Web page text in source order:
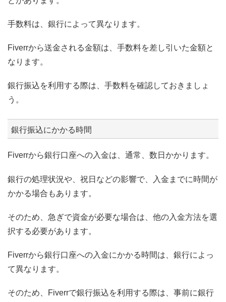
手数料は、銀行によって異なります。
Fiverrから送金される金額は、手数料を差し引いた金額と
なります。
銀行振込を利用する際は、手数料を確認しておきましょ
う。
銀行振込にかかる時間
Fiverrから銀行口座への入金は、通常、数日かかります。
銀行の処理状況や、祝日などの影響で、入金までに時間が
かかる場合もあります。
そのため、急ぎで資金が必要な場合は、他の入金方法を選
択する必要があります。
Fiverrから銀行口座への入金にかかる時間は、銀行によっ
て異なります。
そのため、Fiverrで銀行振込を利用する際は、事前に銀行